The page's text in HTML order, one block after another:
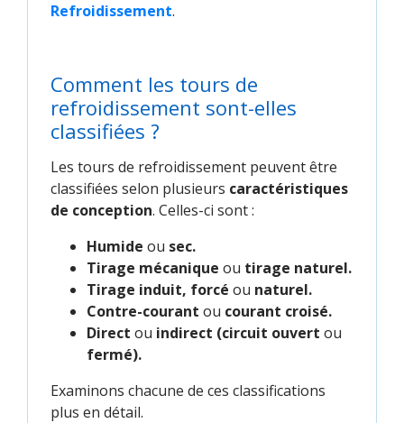
Refroidissement.
Comment les tours de
refroidissement sont-elles
classifiées ?
Les tours de refroidissement peuvent être
classifiées selon plusieurs caractéristiques
de conception. Celles-ci sont :
Humide ou sec.
Tirage mécanique ou tirage naturel.
Tirage induit, forcé ou naturel.
Contre-courant ou courant croisé.
Direct ou indirect (circuit ouvert ou
fermé).
Examinons chacune de ces classifications
plus en détail.